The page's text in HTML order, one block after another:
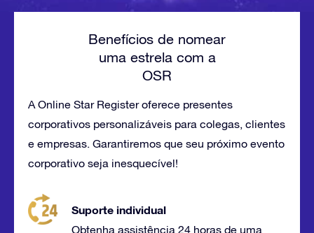
Benefícios de nomear
uma estrela com a
OSR
A Online Star Register oferece presentes
corporativos personalizáveis para colegas, clientes
e empresas. Garantiremos que seu próximo evento
corporativo seja inesquecível!
Suporte individual
Obtenha assistência 24 horas de uma